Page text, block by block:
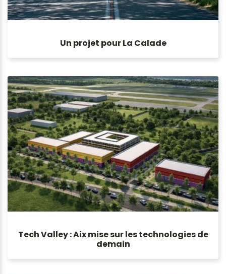
Un projet pour La Calade
Tech Valley : Aix mise sur les technologies de
demain